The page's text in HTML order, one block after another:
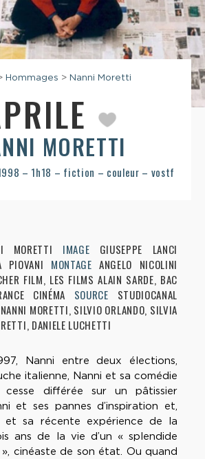
Hommages > Nanni Moretti
MORETTI
– 1h18 – fiction – couleur – vostf
MORETTI IMAGE GIUSEPPE LANCI
PIOVANI MONTAGE ANGELO NICOLINI
FILM, LES FILMS ALAIN SARDE, BAC
CINÉMA SOURCE STUDIOCANAL
NANNI MORETTI, SILVIO ORLANDO, SILVIA
DANIELE LUCHETTI
Nanni entre deux élections,
italienne, Nanni et sa comédie
cesse différée sur un pâtissier
et ses pannes d’inspiration et,
et sa récente expérience de la
ans de la vie d’un « splendide
cinéaste de son état. Ou quand